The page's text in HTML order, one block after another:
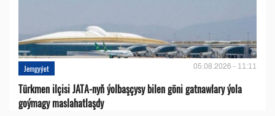
Jemgyýet 05.08.2026 - 11:11
Türkmen ilçisi JATA-nyň ýolbaşçysy bilen göni gatnawlary ýola
goýmagy maslahatlaşdy